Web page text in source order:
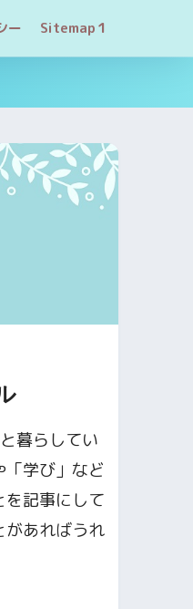
ー Sitemap１
暮らしてい
学び」など
記事にして
があればうれ